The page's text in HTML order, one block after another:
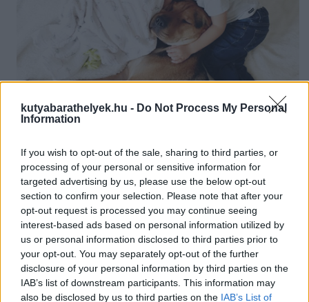
kutyabarathelyek.hu - Do Not Process My Personal
Information
If you wish to opt-out of the sale, sharing to third parties, or
processing of your personal or sensitive information for
targeted advertising by us, please use the below opt-out
section to confirm your selection. Please note that after your
opt-out request is processed you may continue seeing
interest-based ads based on personal information utilized by
us or personal information disclosed to third parties prior to
your opt-out. You may separately opt-out of the further
disclosure of your personal information by third parties on the
IAB’s list of downstream participants. This information may
also be disclosed by us to third parties on the IAB’s List of
A gyerekek számára megnyugtató lehet, ha a kutya mellettük alszik
5. Az arcodban van
Talán nem meglepő azt állítani, hogyha kedvenced a fejeden,
arcodon alszik, akkor van némi helyretenni való a
kapcsolatotokban. A legtöbb kapcsolat közel sem tökéletes,
habár igazán törődtök egymással, előfordul, hogy nem vagytok
egy hullámhosszon. Meglehet, kisebb küzdelem arrébb tolni